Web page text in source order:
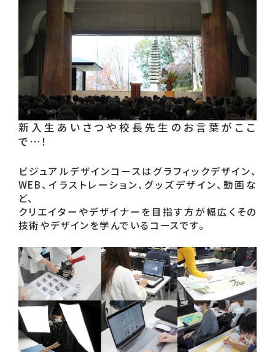
新入生あいさつや校長先生のお言葉がここ
で…！
ビジュアルデザインコースはグラフィックデザイン、
WEB、イラストレーション、グッズデザイン、動画な
ど、
クリエイターやデザイナーを目指す方が幅広くその
技術やデザインを学んでいるコースです。